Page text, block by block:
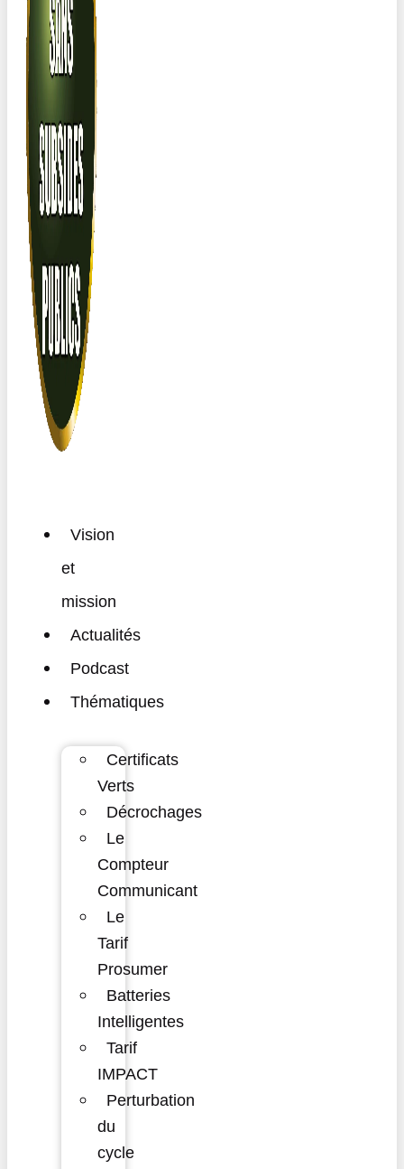
Vision
et
mission
Actualités
Podcast
Thématiques
Certificats
Verts
Décrochages
Le
Compteur
Communicant
Le
Tarif
Prosumer
Batteries
Intelligentes
Tarif
IMPACT
Perturbation
du
cycle